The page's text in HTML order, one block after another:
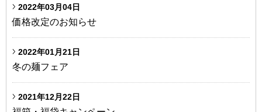
2022年03月04日
価格改定のお知らせ
2022年01月21日
冬の麺フェア
2021年12月22日